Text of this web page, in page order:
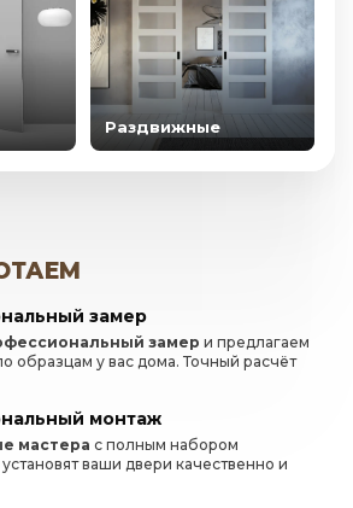
Раздвижные
замер
замер и предлагаем
образцам у вас дома. Точный расчёт
монтаж
мастера с полным набором
ваши двери качественно и